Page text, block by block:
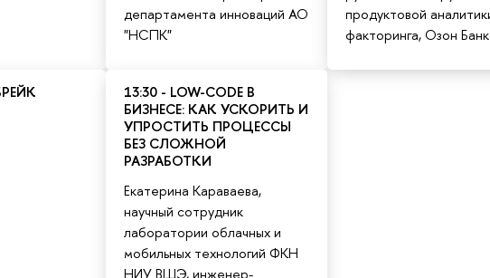
департамента инноваций АО
"НСПК"
продуктовой
факторинга, Озон Банк
13:30 - LOW-CODE В
БИЗНЕСЕ: КАК УСКОРИТЬ И
УПРОСТИТЬ ПРОЦЕССЫ
БЕЗ СЛОЖНОЙ
РАЗРАБОТКИ
Екатерина Караваева,
научный сотрудник
лаборатории облачных и
мобильных технологий ФКН
НИУ ВШЭ, инженер-